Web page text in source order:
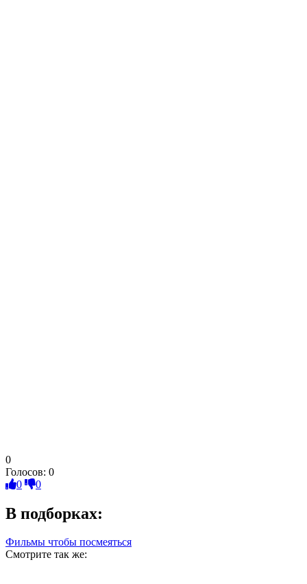
0
Голосов: 0
0
0
В подборках:
Фильмы чтобы посмеяться
Смотрите так же: